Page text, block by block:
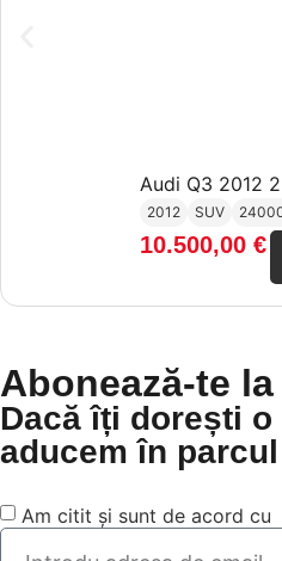
Audi Q3 2012
2012 SUV
10.500,00 €
Abonează-te
Dacă îți dorești
aducem în
Am citit și sunt de acord cu